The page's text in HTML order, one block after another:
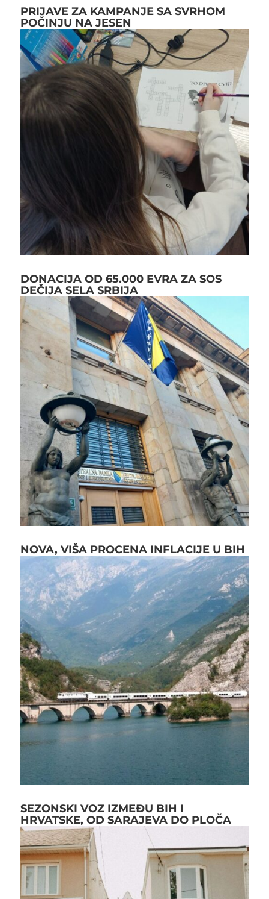
PRIJAVE ZA KAMPANJE SA SVRHOM
POČINJU NA JESEN
DONACIJA OD 65.000 EVRA ZA SOS
DEČIJA SELA SRBIJA
NOVA, VIŠA PROCENA INFLACIJE U BIH
SEZONSKI VOZ IZMEĐU BIH I
HRVATSKE, OD SARAJEVA DO PLOČA